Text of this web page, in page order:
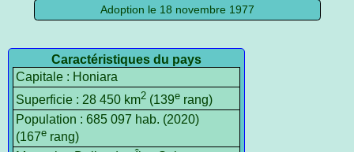
Adoption le 18 novembre 1977
Caractéristiques du pays
Capitale : Honiara
Superficie : 28 450 km2 (139e rang)
Population : 685 097 hab. (2020)
(167e rang)